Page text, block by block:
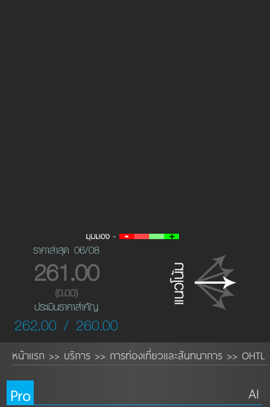
ราคาล่าสุด 06/08
261.00
(0.00)
ประเมินราคาสำคัญ
262.00 / 260.00
หน้าแรก >> บริการ >> การท่องเที่ยวและสันทนาการ >> OHTL
Pro AI